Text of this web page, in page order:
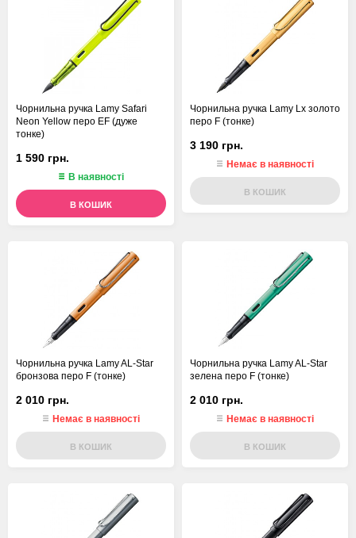
Чорнильна ручка Lamy Safari
Neon Yellow перо EF (дуже
тонке)
1 590 грн.
В наявності
В КОШИК
Чорнильна ручка Lamy Lx золото
перо F (тонке)
3 190 грн.
Немає в наявності
В КОШИК
Чорнильна ручка Lamy AL-Star
бронзова перо F (тонке)
2 010 грн.
Немає в наявності
В КОШИК
Чорнильна ручка Lamy AL-Star
зелена перо F (тонке)
2 010 грн.
Немає в наявності
В КОШИК